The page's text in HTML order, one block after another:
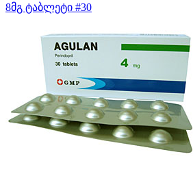
8მგ ტაბლეტი #30